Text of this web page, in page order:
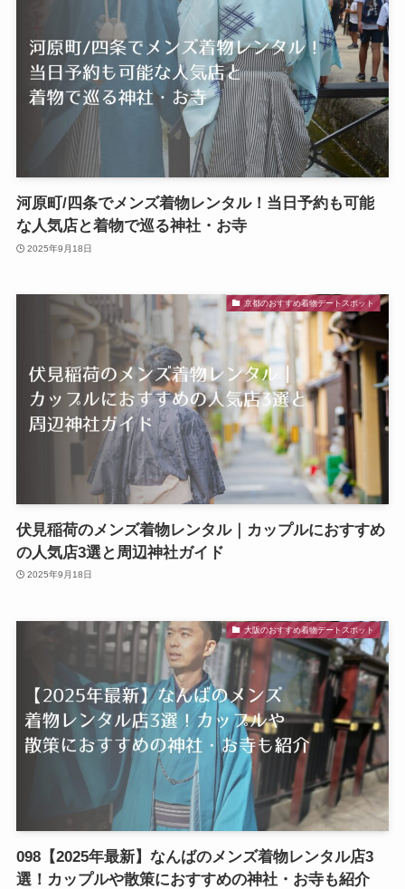
河原町/四条でメンズ着物レンタル！当日予約も可能
な人気店と着物で巡る神社・お寺
2025年9月18日
京都のおすすめ着物デートスポット
伏見稲荷のメンズ着物レンタル｜カップルにおすすめ
の人気店3選と周辺神社ガイド
2025年9月18日
大阪のおすすめ着物デートスポット
098【2025年最新】なんばのメンズ着物レンタル店3
選！カップルや散策におすすめの神社・お寺も紹介